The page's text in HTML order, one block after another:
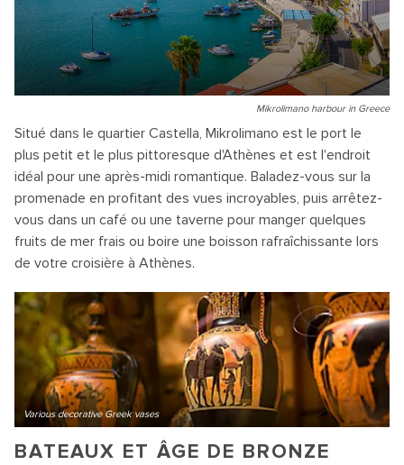
Mikrolimano harbour in Greece
Situé dans le quartier Castella, Mikrolimano est le port le
plus petit et le plus pittoresque d'Athènes et est l'endroit
idéal pour une après-midi romantique. Baladez-vous sur la
promenade en profitant des vues incroyables, puis arrêtez-
vous dans un café ou une taverne pour manger quelques
fruits de mer frais ou boire une boisson rafraîchissante lors
de votre croisière à Athènes.
Various decorative Greek vases
BATEAUX ET ÂGE DE BRONZE